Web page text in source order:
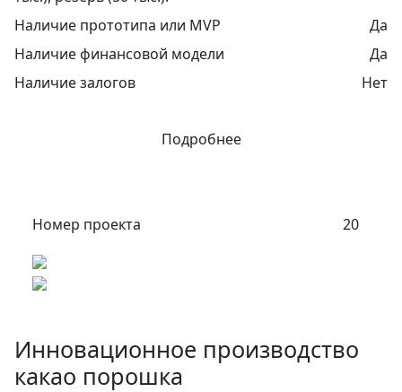
Наличие прототипа или MVP
Да
Наличие финансовой модели
Да
Наличие залогов
Нет
Подробнее
Номер проекта 20
Инновационное производство
какао порошка